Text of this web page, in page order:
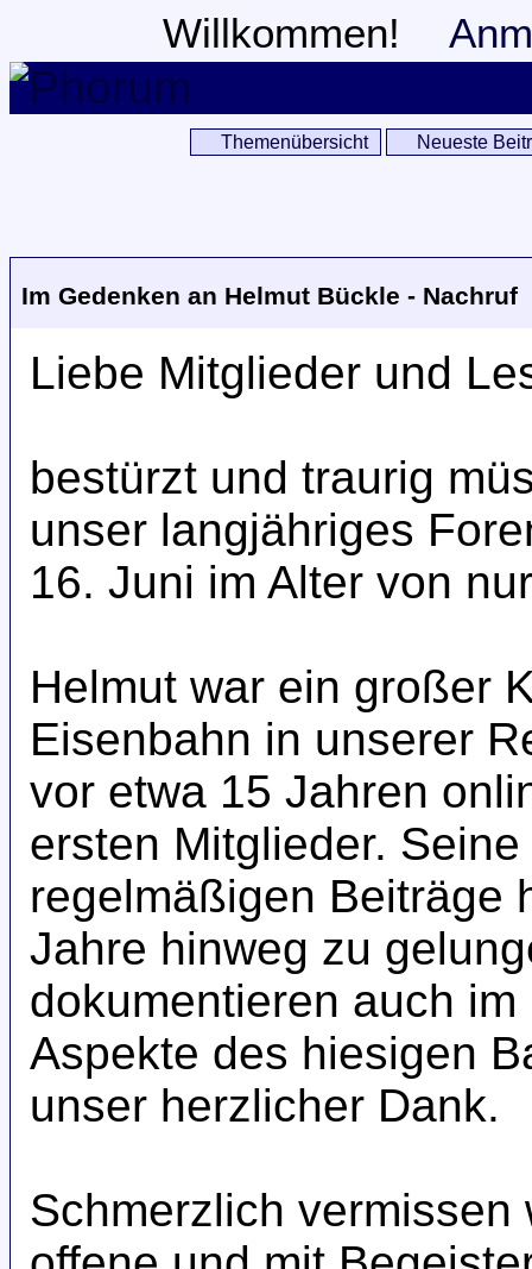
Willkommen!
Themenübersicht Neueste
Im Gedenken an Helmut Bückle - Nachruf
Liebe Mitglieder und
bestürzt und traurig
unser langjähriges
16. Juni im Alter von
Helmut war ein großer
Eisenbahn in unserer
vor etwa 15 Jahren
ersten Mitglieder.
regelmäßigen Beiträge
Jahre hinweg zu
dokumentieren auch
Aspekte des hiesigen
unser herzlicher Dank.
Schmerzlich